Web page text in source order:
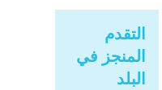
التقدم
المنجز في
البلد